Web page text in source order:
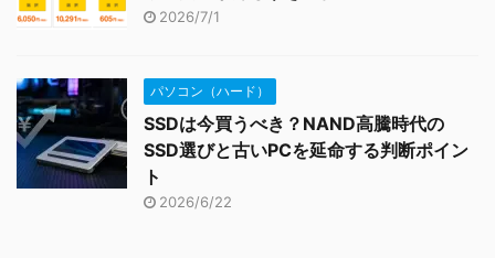
2026/7/1
パソコン（ハード）
SSDは今買うべき？NAND高騰時代の
SSD選びと古いPCを延命する判断ポイン
ト
2026/6/22